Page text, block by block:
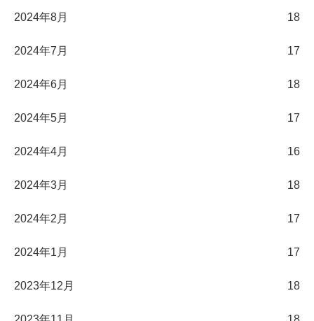
2024年8月 18
2024年7月 17
2024年6月 18
2024年5月 17
2024年4月 16
2024年3月 18
2024年2月 17
2024年1月 17
2023年12月 18